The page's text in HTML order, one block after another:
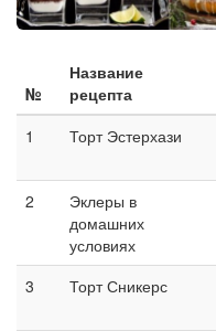
№
Название
рецепта
1
Торт Эстерхази
2
Эклеры в
домашних
условиях
3 Торт Сникерс